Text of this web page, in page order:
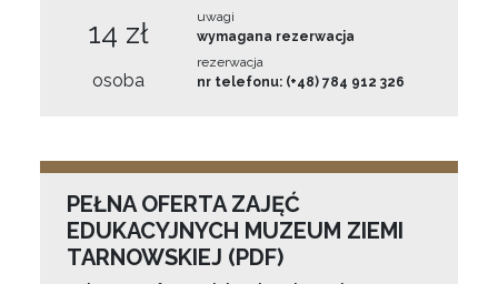
14 zł
osoba
uwagi
wymagana rezerwacja
rezerwacja
nr telefonu: (+48) 784 912 326
PEŁNA OFERTA ZAJĘĆ
EDUKACYJNYCH MUZEUM ZIEMI
TARNOWSKIEJ (PDF)